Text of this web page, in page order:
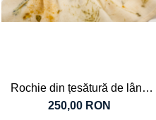
Rochie din țesătură de lână
merinos, vopsită natural cu
plante, pentru bebeluși, M 80
250,00 RON